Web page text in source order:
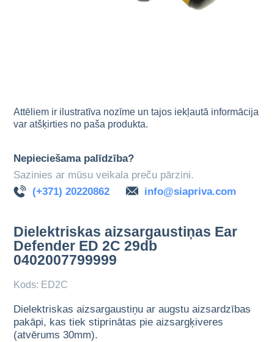
Attēliem ir ilustratīva nozīme un tajos iekļautā informācija
var atšķirties no paša produkta.
Nepieciešama palīdzība?
Sazinies ar mūsu veikala preču pārzini.
(+371) 20220862
info@siapriva.com
Dielektriskas aizsargaustiņas Ear
Defender ED 2C 29db
0402007799999
Kods: ED2C
Dielektriskas aizsargaustiņu ar augstu aizsardzības
pakāpi, kas tiek stiprinātas pie aizsargķiveres
(atvērums 30mm).